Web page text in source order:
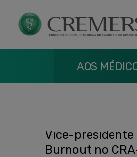
AOS
Vice-presidente
Burnout no